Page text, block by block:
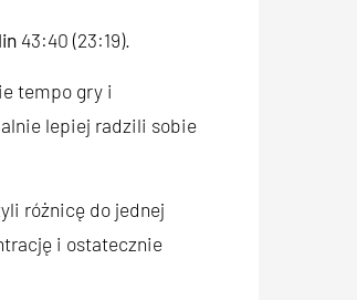
43:40 (23:19).
tempo gry i
lepiej radzili sobie
różnicę do jednej
i ostatecznie